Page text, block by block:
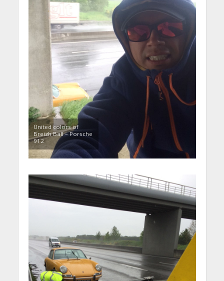
United colors of
Breizh Ball – Porsche
912